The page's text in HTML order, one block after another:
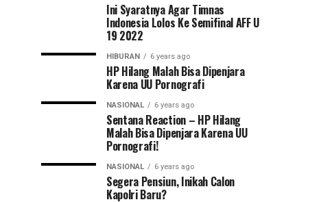
Ini Syaratnya Agar Timnas
Indonesia Lolos Ke Semifinal AFF U
19 2022
HIBURAN 6 years ago
HP Hilang Malah Bisa Dipenjara
Karena UU Pornografi
NASIONAL 6 years ago
Sentana Reaction – HP Hilang
Malah Bisa Dipenjara Karena UU
Pornografi!
NASIONAL 6 years ago
Segera Pensiun, Inikah Calon
Kapolri Baru?